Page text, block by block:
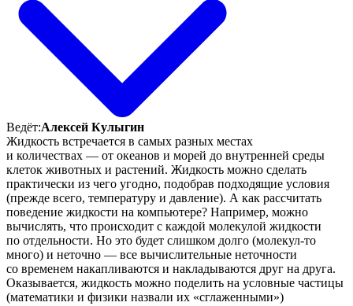
Ведёт:Алексей Кулыгин
Жидкость встречается в самых разных местах
и количествах — от океанов и морей до внутренней среды
клеток животных и растений. Жидкость можно сделать
практически из чего угодно, подобрав подходящие условия
(прежде всего, температуру и давление). А как рассчитать
поведение жидкости на компьютере? Например, можно
вычислять, что происходит с каждой молекулой жидкости
по отдельности. Но это будет слишком долго (молекул-то
много) и неточно — все вычислительные неточности
со временем накапливаются и накладываются друг на друга.
Оказывается, жидкость можно поделить на условные частицы
(математики и физики назвали их «сглаженными»)